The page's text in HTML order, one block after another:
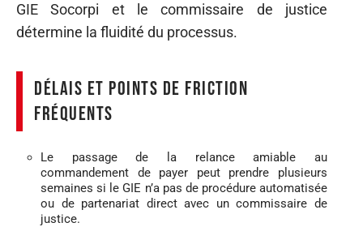
GIE Socorpi et le commissaire de justice
détermine la fluidité du processus.
Délais et points de friction
fréquents
Le passage de la relance amiable au
commandement de payer peut prendre plusieurs
semaines si le GIE n’a pas de procédure automatisée
ou de partenariat direct avec un commissaire de
justice.